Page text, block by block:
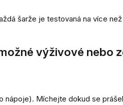
šarže je testovaná na více
výživové nebo
Míchejte dokud se